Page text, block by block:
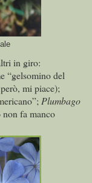
in giro:
“gelsomino del
mi piace);
Plumbago
non fa manco